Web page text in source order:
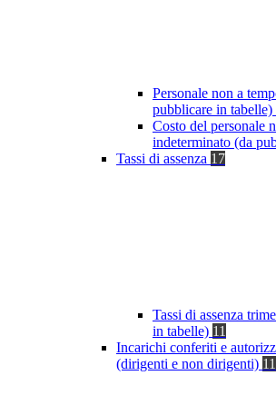
Personale non a
pubblicare in tabelle)
Costo del personale
indeterminato (da
Tassi di assenza 17
Tassi di assenza
in tabelle) 11
Incarichi conferiti e
(dirigenti e non dirigenti)